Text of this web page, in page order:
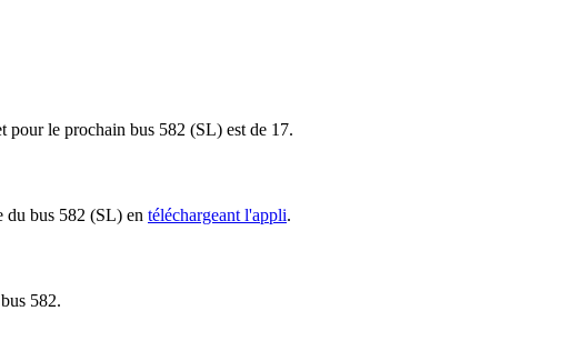
pour le prochain bus 582 (SL) est de 17.
du bus 582 (SL) en téléchargeant l'appli.
582.